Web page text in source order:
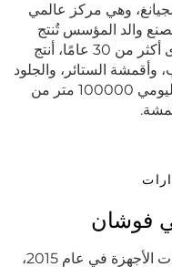
وهي مركز عالمي
والد المؤسس تُنتج
الأقمشة منذ التسعينيات. وعلى مدى أكثر من 30 عامًا، أنتج
وأقمشة الستائر، والجلود
الصناعية. وحاليًا، يبلغ إنتاج المصنع اليومي 100000 متر من
وسع مؤسس الشركة إنتاج إكسسوارات الأجهزة في عام 2015،